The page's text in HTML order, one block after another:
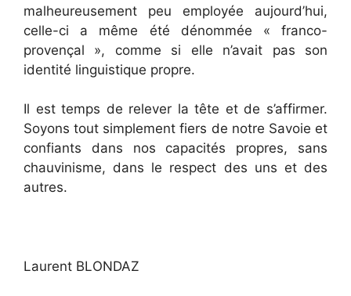
malheureusement peu employée aujourd’hui,
celle-ci a même été dénommée « franco-
provençal », comme si elle n’avait pas son
identité linguistique propre.
Il est temps de relever la tête et de s’affirmer.
Soyons tout simplement fiers de notre Savoie et
confiants dans nos capacités propres, sans
chauvinisme, dans le respect des uns et des
autres.
Laurent BLONDAZ